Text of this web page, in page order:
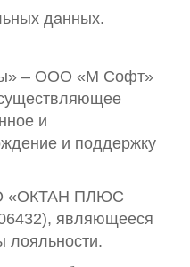
данных.
– ООО «М Софт»
и
и поддержку
«ОКТАН ПЛЮС
являющееся
лояльности.